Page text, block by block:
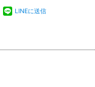
LINEに送信